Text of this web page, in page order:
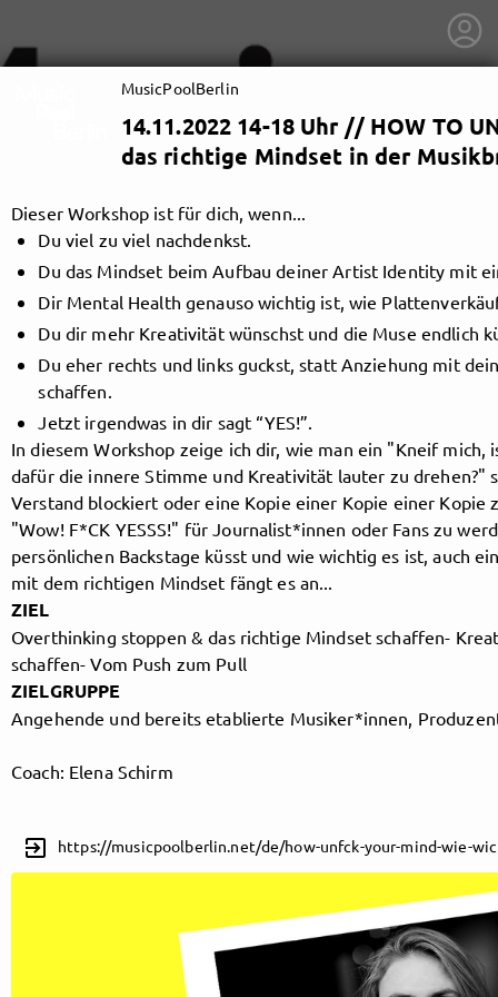
getnext to MusicPoolBerlin
Follow MusicPoolBerlin here!
About Posts
MusicPoolBerlin
14.11.2022 14-18 Uhr // HOW TO
das richtige Mindset in der
Dieser Workshop ist für dich, wenn...
Du viel zu viel nachdenkst.
Du das Mindset beim Aufbau deiner Artist Identity mit
Dir Mental Health genauso wichtig ist, wie
Du dir mehr Kreativität wünschst und die Muse endlich
Du eher rechts und links guckst, statt Anziehung mit
schaffen.
Jetzt irgendwas in dir sagt “YES!”.
In diesem Workshop zeige ich dir, wie man ein "Kneif mich,
dafür die innere Stimme und Kreativität lauter zu drehen?"
Verstand blockiert oder eine Kopie einer Kopie einer Kopie
"Wow! F*CK YESSS!" für Journalist*innen oder Fans zu
persönlichen Backstage küsst und wie wichtig es ist, auch
mit dem richtigen Mindset fängt es an...
ZIEL
Overthinking stoppen & das richtige Mindset schaffen-
schaffen- Vom Push zum Pull
ZIELGRUPPE
Angehende und bereits etablierte Musiker*innen,
Coach: Elena Schirm
exit_to_app https://musicpoolberlin.net/de/how-unfck-your-mind-wie-
MusicPoolBerlin, and
immediately
get access to all exclusive posts.